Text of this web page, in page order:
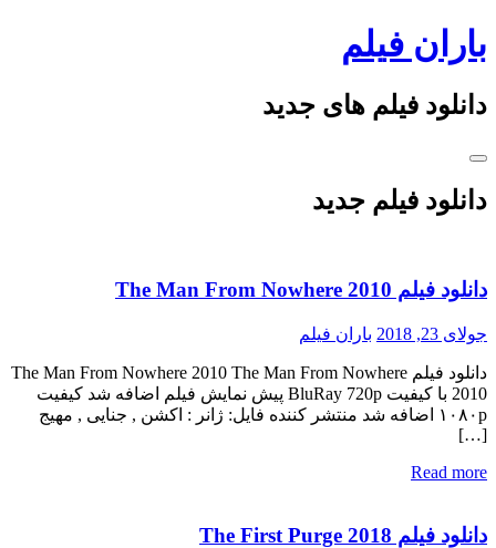
Skip
to
content
باران فیلم
دانلود فیلم های جدید
دانلود فیلم جدید
دانلود فیلم The Man From Nowhere 2010
جولای 23, 2018 باران فیلم
دانلود فیلم The Man From Nowhere 2010 The Man From Nowhere
2010 با کیفیت BluRay 720p پیش نمایش فیلم اضافه شد کیفیت
۱۰۸۰p اضافه شد منتشر کننده فایل: ژانر : اکشن , جنایی , مهیج
[…]
Read more
دانلود فیلم The First Purge 2018